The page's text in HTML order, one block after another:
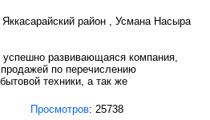
Яккасарайский район , Усмана Насыра
развивающаяся компания,
по перечислению
техники, а так же
Просмотров: 25738